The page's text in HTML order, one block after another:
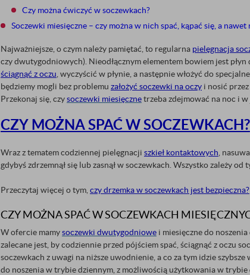
Czy można ćwiczyć w soczewkach?
Soczewki miesięczne – czy można w nich spać, kąpać się, a
Najważniejsze, o czym należy pamiętać, to regularna pielęgnacja
czy dwutygodniowych). Nieodłącznym elementem bowiem jest
ściągnąć z oczu , wyczyścić w płynie, a następnie włożyć do
będziemy mogli bez problemu założyć soczewki na oczyi nosić przez
Przekonaj się, czysoczewki miesięcznetrzeba zdejmować na noc i w
CZY MOŻNA SPAĆ W SOCZEWKACH?
Wraz z tematem codziennej pielęgnacji szkieł kontaktowych ,
gdybyś zdrzemnął się lub zasnął w soczewkach. Wszystko zależy
Przeczytaj więcej o tym, czy drzemka w soczewkach jest bezpieczna?
CZY MOŻNA SPAĆ W SOCZEWKACH
W ofercie mamysoczewki dwutygodniowei miesięczne do
zalecane jest, by codziennie przed pójściem spać, ściągnąć z oczu
soczewkach z uwagi na niższe uwodnienie, a co za tym idzie
do noszenia w trybie dziennym, z możliwością użytkowania w